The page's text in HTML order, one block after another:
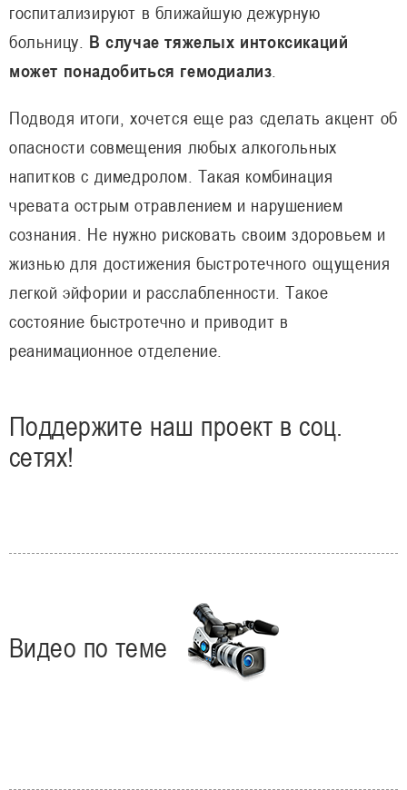
госпитализируют в ближайшую дежурную
больницу. В случае тяжелых интоксикаций
может понадобиться гемодиализ
Подводя итоги, хочется еще раз сделать акцент об
опасности совмещения любых алкогольных
напитков с димедролом. Такая комбинация
чревата острым отравлением и нарушением
сознания. Не нужно рисковать своим здоровьем и
жизнью для достижения быстротечного ощущения
легкой эйфории и расслабленности. Такое
состояние быстротечно и приводит в
реанимационное отделение.
Поддержите наш проект в соц.
сетях!
Видео по теме